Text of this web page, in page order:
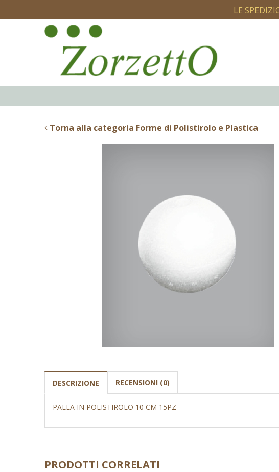
LE
Torna alla categoria Forme di Polistirolo e Plastica
DESCRIZIONE RECENSIONI (0)
PALLA IN POLISTIROLO 10 CM 15PZ
PRODOTTI CORRELATI